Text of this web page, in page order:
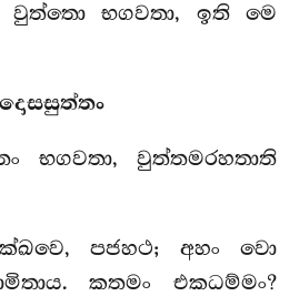
වුත්තො භගවතා, ඉති මෙ
දොසසුත්තං
භගවතා, වුත්තමරහතාති
පජහථ; අහං වො
කතමං එකධම්මං?